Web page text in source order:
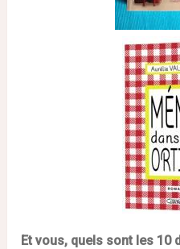
Et vous, quels sont les 10